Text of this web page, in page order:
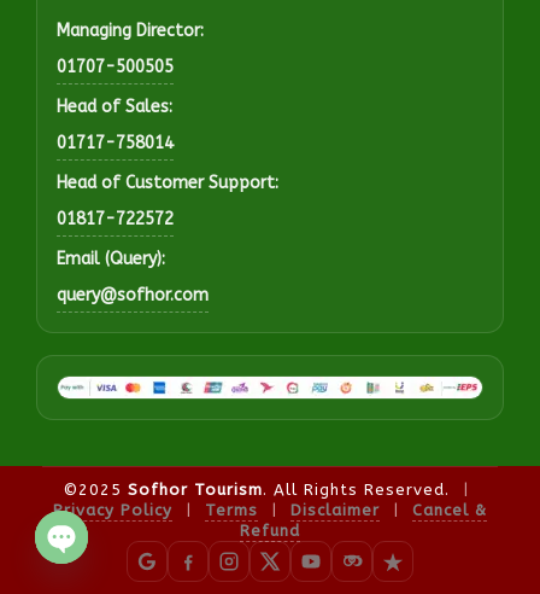
Managing Director:
01707-500505
Head of Sales:
01717-758014
Head of Customer Support:
01817-722572
Email (Query):
query@sofhor.com
©2025 Sofhor Tourism. All Rights Reserved.
Privacy Policy
Terms Disclaimer
Cancel &
Refund
OPEN CHATY